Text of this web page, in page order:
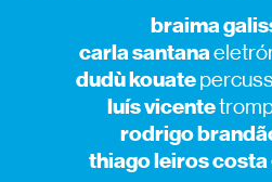
braima
carla santana
dudù kouate
luís vicente
rodrigo
thiago leiros costa